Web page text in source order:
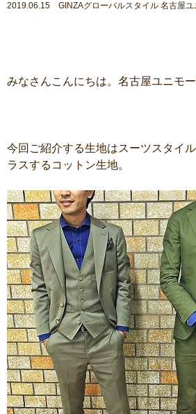
2019.06.15 GINZAグローバルスタイル 名古屋ユ
みなさんこんにちは。名古屋ユニモー
今回ご紹介する生地はスーツスタイ
ラスするコットン生地。